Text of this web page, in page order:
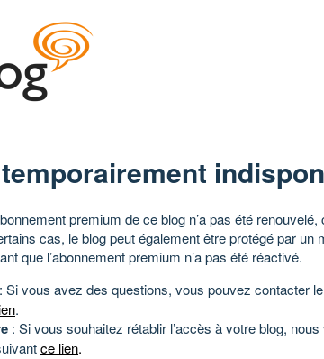
premium de ce blog n’a pas été
cas, le blog peut également être protégé par un
que l’abonnement premium n’a pas été réactivé.
: Si vous avez des questions, vous pouvez contacter
.
: Si vous souhaitez rétablir l’accès à votre blog,
ce lien.